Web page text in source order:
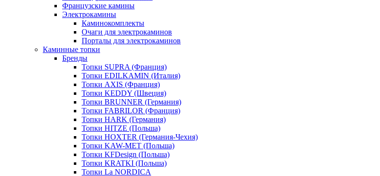
Французские камины
Электрокамины
Каминокомплекты
Очаги для электрокаминов
Порталы для электрокаминов
Каминные топки
Бренды
Топки SUPRA (Франция)
Топки EDILKAMIN (Италия)
Топки AXIS (Франция)
Топки KEDDY (Швеция)
Топки BRUNNER (Германия)
Топки FABRILOR (Франция)
Топки HARK (Германия)
Топки HITZE (Польша)
Топки HOXTER (Германия-Чехия)
Топки KAW-MET (Польша)
Топки KFDesign (Польша)
Топки KRATKI (Польша)
Топки La NORDICA